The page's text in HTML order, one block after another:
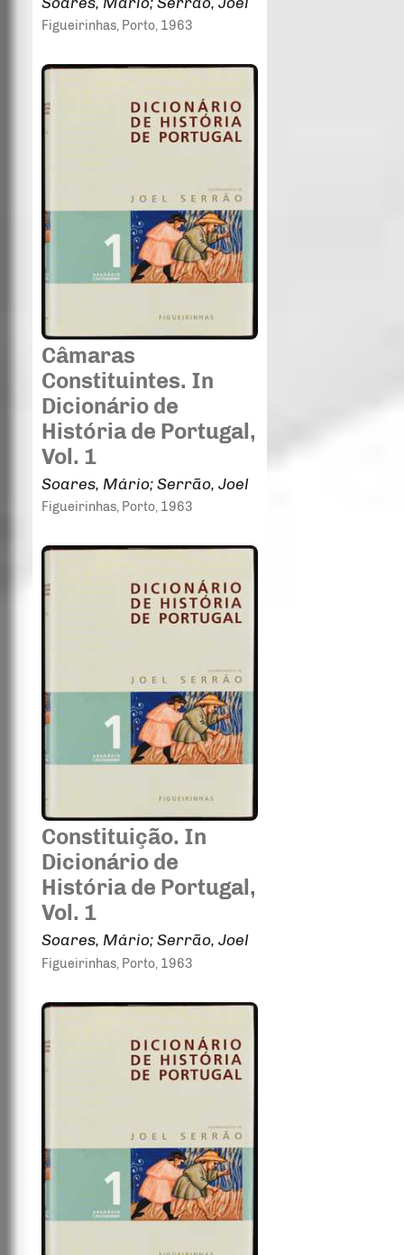
Figueirinhas, Porto, 1963
Câmaras
Constituintes. In
Dicionário de
História de Portugal,
Vol. 1
Soares, Mário; Serrão, Joel
Figueirinhas, Porto, 1963
Constituição. In
Dicionário de
História de Portugal,
Vol. 1
Soares, Mário; Serrão, Joel
Figueirinhas, Porto, 1963